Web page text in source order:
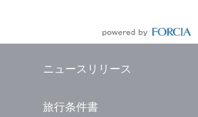
ニュースリリース
旅行条件書